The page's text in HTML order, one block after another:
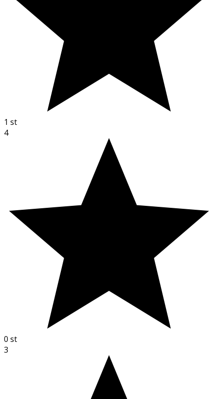
1 st
4
0 st
3